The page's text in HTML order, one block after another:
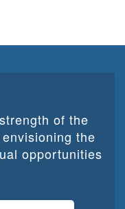
of the
the
opportunities